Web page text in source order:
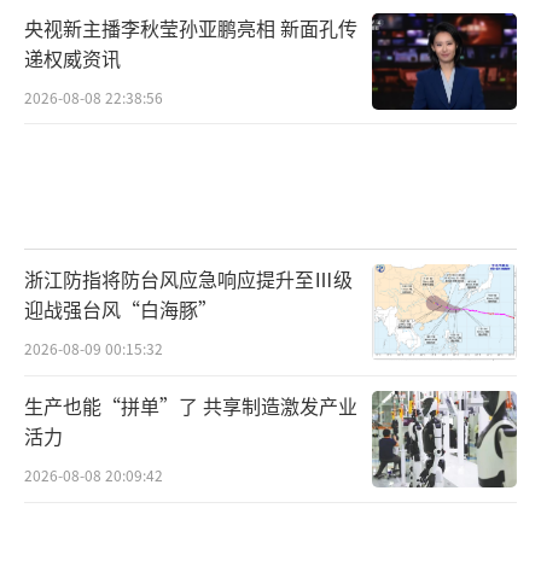
央视新主播李秋莹孙亚鹏亮相 新面孔传
递权威资讯
2026-08-08 22:38:56
浙江防指将防台风应急响应提升至Ⅲ级
迎战强台风“白海豚”
2026-08-09 00:15:32
生产也能“拼单”了 共享制造激发产业
活力
2026-08-08 20:09:42